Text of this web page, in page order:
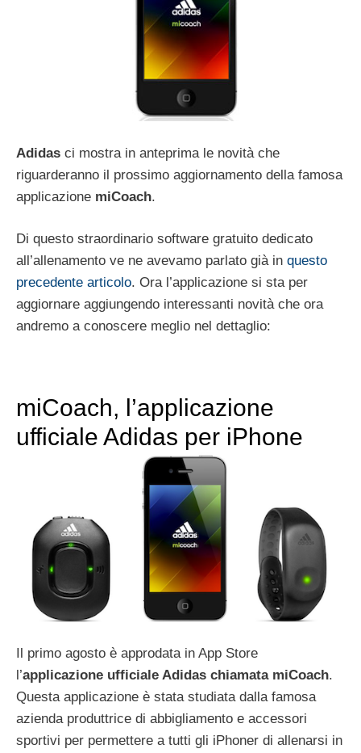
Adidas ci mostra in anteprima le novità che
riguarderanno il prossimo aggiornamento della famosa
applicazione miCoach.
Di questo straordinario software gratuito dedicato
all’allenamento ve ne avevamo parlato già in questo
precedente articolo. Ora l’applicazione si sta per
aggiornare aggiungendo interessanti novità che ora
andremo a conoscere meglio nel dettaglio:
miCoach, l’applicazione
ufficiale Adidas per iPhone
Il primo agosto è approdata in App Store
l’applicazione ufficiale Adidas chiamata miCoach.
Questa applicazione è stata studiata dalla famosa
azienda produttrice di abbigliamento e accessori
sportivi per permettere a tutti gli iPhoner di allenarsi in